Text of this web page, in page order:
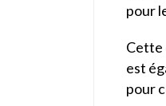
pour
Cette
est
pour